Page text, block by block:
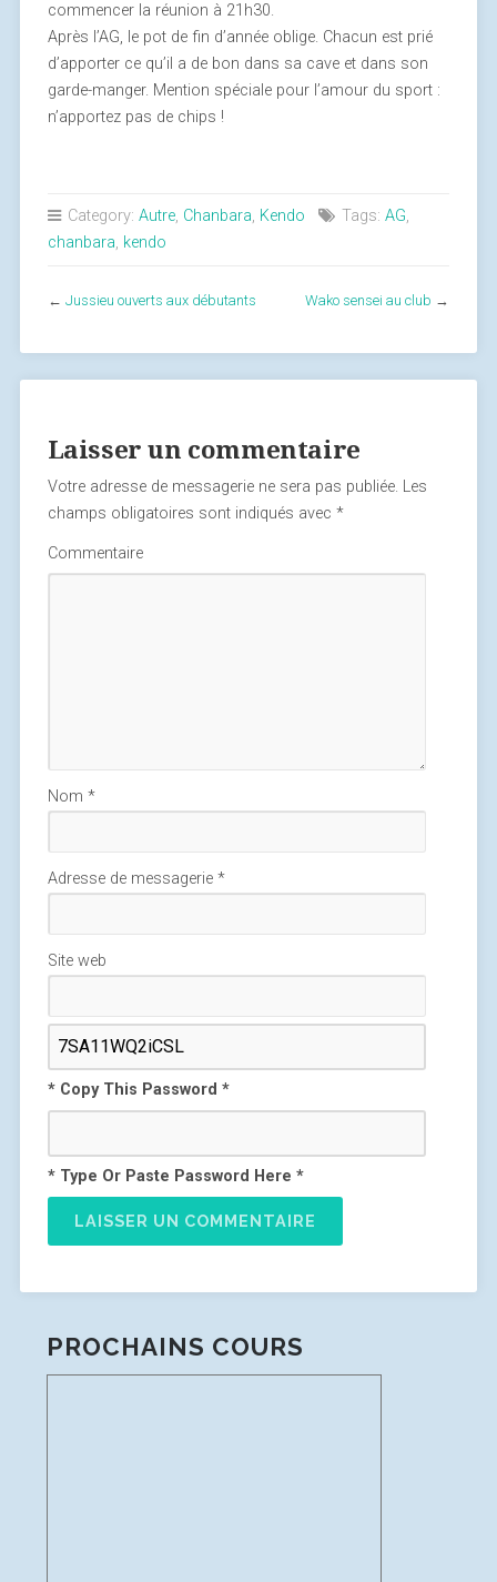
commencer la réunion à 21h30.
Après l’AG, le pot de fin d’année oblige. Chacun est prié
d’apporter ce qu’il a de bon dans sa cave et dans son
garde-manger. Mention spéciale pour l’amour du sport :
n’apportez pas de chips !
Category: Autre, Chanbara, Kendo Tags: AG,
chanbara, kendo
← Jussieu ouverts aux débutants Wako sensei au club →
Laisser un commentaire
Votre adresse de messagerie ne sera pas publiée. Les
champs obligatoires sont indiqués avec *
Commentaire
Nom *
Adresse de messagerie *
Site web
* Copy This Password *
* Type Or Paste Password Here *
PROCHAINS COURS